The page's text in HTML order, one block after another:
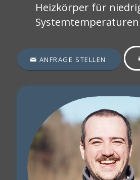
Heizkörper für
Systemtemperaturen
ANFRAGE STELLEN